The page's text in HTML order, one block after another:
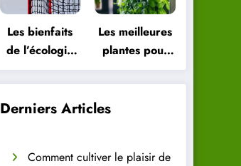
Les bienfaits
de l’écologie
intérieure
pour votre
santé
Les meilleures
plantes pour
purifier l’air
de votre
Derniers Articles
Comment cultiver le plaisir de